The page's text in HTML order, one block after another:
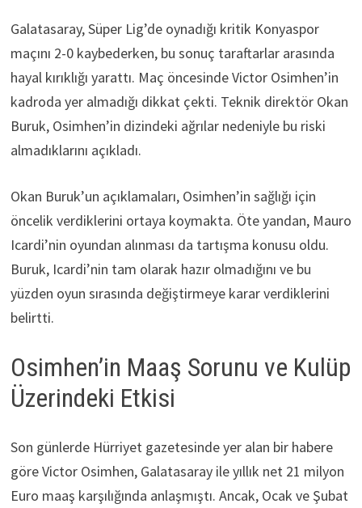
Galatasaray, Süper Lig’de oynadığı kritik Konyaspor
maçını 2-0 kaybederken, bu sonuç taraftarlar arasında
hayal kırıklığı yarattı. Maç öncesinde Victor Osimhen’in
kadroda yer almadığı dikkat çekti. Teknik direktör Okan
Buruk, Osimhen’in dizindeki ağrılar nedeniyle bu riski
almadıklarını açıkladı.
Okan Buruk’un açıklamaları, Osimhen’in sağlığı için
öncelik verdiklerini ortaya koymakta. Öte yandan, Mauro
Icardi’nin oyundan alınması da tartışma konusu oldu.
Buruk, Icardi’nin tam olarak hazır olmadığını ve bu
yüzden oyun sırasında değiştirmeye karar verdiklerini
belirtti.
Osimhen’in Maaş Sorunu ve Kulüp
Üzerindeki Etkisi
Son günlerde Hürriyet gazetesinde yer alan bir habere
göre Victor Osimhen, Galatasaray ile yıllık net 21 milyon
Euro maaş karşılığında anlaşmıştı. Ancak, Ocak ve Şubat